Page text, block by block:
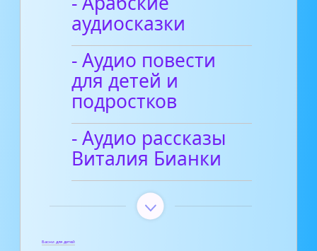
аудиосказки
- Аудио повести
для детей и
подростков
- Аудио рассказы
Виталия Бианки
Басни для детей